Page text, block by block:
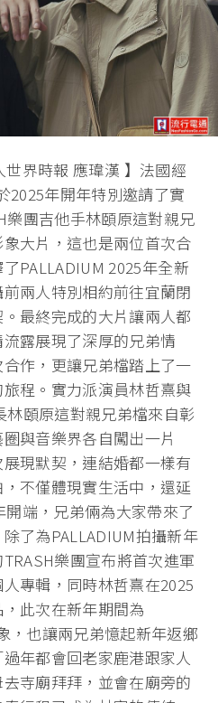
世界時報 應瑋漢 】法國經
2025年開年特別邀請了實
樂團吉他手林頤原這對親兄
大片，這也是兩位首次合
PALLADIUM 2025年全新
兩人特別相約前往宜蘭閉
最終完成的大片讓兩人都
露展現了深厚的兄弟情
作，更讓兄弟檔踏上了一
程。實力派演員林哲熹與
林頤原這對親兄弟檔來自彰
與音樂界各自闖出一片
現默契，連結婚都一樣有
不僅體現實生活中，還延
端，兄弟倆為大家帶來了
了為PALLADIUM拍攝新年
樂團宣布將首次進軍
專輯，同時林哲熹在2025
此次在新年期間為
，也讓兩兄弟憶起新年返鄉
年都會回老家鹿港跟家人
寺廟拜拜，並會在廟旁的